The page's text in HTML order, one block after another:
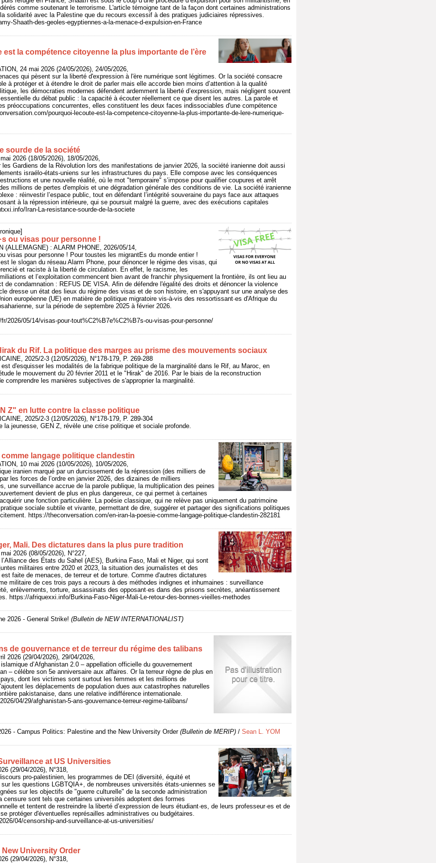
comme soutenant le terrorisme. L'article témoigne tant de la façon dont certaines administrations
solidarité avec la Palestine que du recours excessif à des pratiques judiciaires répressives.
Shaath-des-geoles-egyptiennes-a-la-menace-d-expulsion-en-France
est la compétence citoyenne la plus importante de l’ère
24 mai 2026 (24/05/2026), 24/05/2026,
qui pèsent sur la liberté d'expression à l'ère numérique sont légitimes. Or la société consacre
à protéger et à étendre le droit de parler mais elle accorde bien moins d’attention à la qualité
les démocraties modernes défendent ardemment la liberté d’expression, mais négligent souvent
du débat public : la capacité à écouter réellement ce que disent les autres. La parole et
préoccupations concurrentes, elles constituent les deux faces indissociables d'une compétence
pourquoi-lecoute-est-la-competence-citoyenne-la-plus-importante-de-lere-numerique-
sourde de la société
2026 (18/05/2026), 18/05/2026,
les Gardiens de la Révolution lors des manifestations de janvier 2026, la société iranienne doit aussi
israélo-états-uniens sur les infrastructures du pays. Elle compose avec les conséquences
et une nouvelle réalité, où le mot "temporaire" s’impose pour qualifier coupures et arrêt
millions de pertes d'emplois et une dégradation générale des conditions de vie. La société iranienne
: réinvestir l’espace public, tout en défendant l’intégrité souveraine du pays face aux attaques
à la répression intérieure, qui se poursuit malgré la guerre, avec des exécutions capitales
Iran-La-resistance-sourde-de-la-societe
ou visas pour personne !
(ALLEMAGNE) : ALARM PHONE, 2026/05/14,
visas pour personne ! Pour toustes les migrantEs du monde entier !
le slogan du réseau Alarm Phone, pour dénoncer le régime des visas, qui
et raciste à la liberté de circulation. En effet, le racisme, les
et l’exploitation commencent bien avant de franchir physiquement la frontière, ils ont lieu au
de condamnation : REFUS DE VISA. Afin de défendre l'égalité des droits et dénoncer la violence
dresse un état des lieux du régime des visas et de son histoire, en s'appuyant sur une analyse des
européenne (UE) en matière de politique migratoire vis-à-vis des ressortissant·es d'Afrique du
sur la période de septembre 2025 à février 2026.
2026/05/14/visas-pour-tout%C2%B7e%C2%B7s-ou-visas-pour-personne/
du Rif. La politique des marges au prisme des mouvements sociaux
2025/2-3 (12/05/2026), N°178-179, P. 269-288
d'esquisser les modalités de la fabrique politique de la marginalité dans le Rif, au Maroc, en
le mouvement du 20 février 2011 et le "Hirak" de 2016. Par le biais de la reconstruction
comprendre les manières subjectives de s'approprier la marginalité.
Z" en lutte contre la classe politique
2025/2-3 (12/05/2026), N°178-179, P. 289-304
la jeunesse, GEN Z, révèle une crise politique et sociale profonde.
comme langage politique clandestin
10 mai 2026 (10/05/2026), 10/05/2026,
iranien marqué par un durcissement de la répression (des milliers de
les forces de l’ordre en janvier 2026, des dizaines de milliers
une surveillance accrue de la parole publique, la multiplication des peines
devient de plus en plus dangereux, ce qui permet à certaines
une fonction particulière. La poésie classique, qui ne relève pas uniquement du patrimoine
sociale subtile et vivante, permettant de dire, suggérer et partager des significations politiques
https://theconversation.com/en-iran-la-poesie-comme-langage-politique-clandestin-282181
Mali. Des dictatures dans la plus pure tradition
2026 (08/05/2026), N°227,
des États du Sahel (AES), Burkina Faso, Mali et Niger, qui sont
militaires entre 2020 et 2023, la situation des journalistes et des
faite de menaces, de terreur et de torture. Comme d'autres dictatures
militaire de ces trois pays a recours à des méthodes indignes et inhumaines : surveillance
enlèvements, torture, assassinats des opposant·es dans des prisons secrètes, anéantissement
https://afriquexxi.info/Burkina-Faso-Niger-Mali-Le-retour-des-bonnes-vieilles-methodes
2026 - General Strike! (Bulletin de NEW INTERNATIONALIST)
de gouvernance et de terreur du régime des talibans
2026 (29/04/2026), 29/04/2026,
d’Afghanistan 2.0 – appellation officielle du gouvernement
– célébre son 5e anniversaire aux affaires. Or la terreur règne de plus en
dont les victimes sont surtout les femmes et les millions de
les déplacements de population dues aux catastrophes naturelles
pakistanaise, dans une relative indifférence internationale.
04/29/afghanistan-5-ans-gouvernance-terreur-regime-talibans/
- Campus Politics: Palestine and the New University Order(Bulletin de MERIP) / Sean L. YOM
at US Universities
(29/04/2026), N°318,
pro-palestinien, les programmes de DEI (diversité, équité et
les questions LGBTQIA+, de nombreuses universités états-uniennes se
sur les objectifs de "guerre culturelle" de la seconde administration
censure sont tels que certaines universités adoptent des formes
et tentent de restreindre la liberté d’expression de leurs étudiant·es, de leurs professeur·es et de
protéger d'éventuelles représailles administratives ou budgétaires.
04/censorship-and-surveillance-at-us-universities/
New University Order
(29/04/2026), N°318,